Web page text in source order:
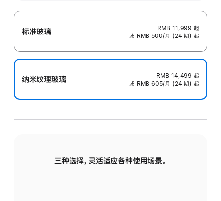
标准玻璃 RMB 11,999 起
或 RMB 500/月 (24 期) 起
纳米纹理玻璃 RMB 14,499 起
或 RMB 605/月 (24 期) 起
三种选择，灵活适应各种使用场景。